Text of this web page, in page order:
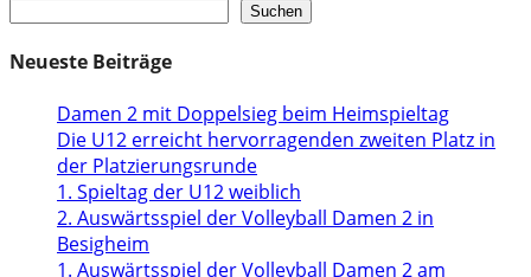
Suchen
Neueste Beiträge
Damen 2 mit Doppelsieg beim Heimspieltag
Die U12 erreicht hervorragenden zweiten Platz in
der Platzierungsrunde
1. Spieltag der U12 weiblich
2. Auswärtsspiel der Volleyball Damen 2 in
Besigheim
1. Auswärtsspiel der Volleyball Damen 2 am